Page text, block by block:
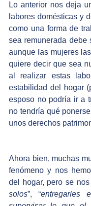
Lo anterior nos deja
labores domésticas y
como una forma de
sea remunerada debe
aunque las mujeres
quiere decir que sea
al realizar estas
estabilidad del hogar
esposo no podría ir a
no tendría qué
unos derechos
Ahora bien, muchas
fenómeno y nos
del hogar, pero se nos
solos”, “entregarles